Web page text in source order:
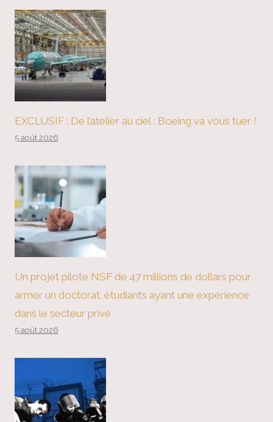
EXCLUSIF : De l’atelier au ciel : Boeing va vous tuer !
5 août 2026
Un projet pilote NSF de 47 millions de dollars pour
armer un doctorat. étudiants ayant une expérience
dans le secteur privé
5 août 2026